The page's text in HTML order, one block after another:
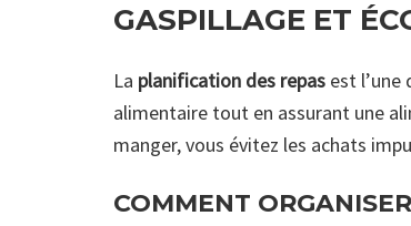
GASPILLAGE ET
La planification des repas est
alimentaire tout en assurant une
manger, vous évitez les achats
COMMENT